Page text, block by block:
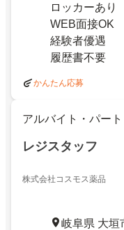
ロッカーあり
WEB面接OK
経験者優遇
履歴書不要
かんたん応募
アルバイト・パート
レジスタッフ
株式会社コスモス薬品
岐阜県 大垣